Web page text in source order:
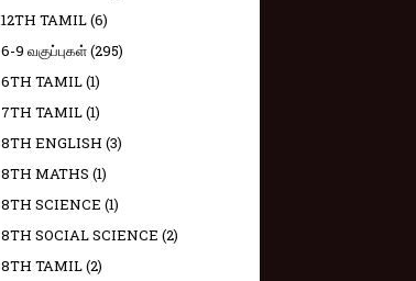
12TH TAMIL(6)
6-9 வகுப்புகள்(295)
6TH TAMIL(1)
7TH TAMIL(1)
8TH ENGLISH (3)
8TH MATHS (1)
8TH SCIENCE (1)
8TH SOCIAL SCIENCE (2)
8TH TAMIL(2)